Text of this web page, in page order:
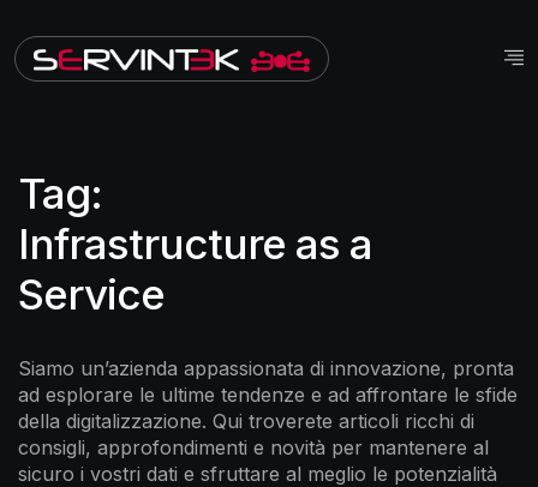
Tag:
Infrastructure as a
Service
Siamo un’azienda appassionata di innovazione, pronta
ad esplorare le ultime tendenze e ad affrontare le sfide
della digitalizzazione. Qui troverete articoli ricchi di
consigli, approfondimenti e novità per mantenere al
sicuro i vostri dati e sfruttare al meglio le potenzialità